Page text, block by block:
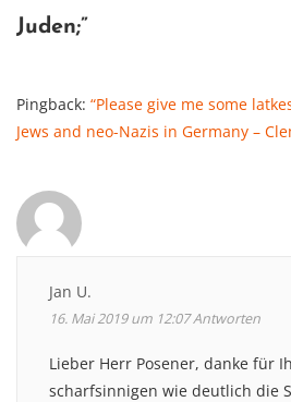
Juden;”
Pingback: “Please give me some
Jews and neo-Nazis in Germany –
Jan U.
16. Mai 2019 um 12:07Antworten
Lieber Herr Posener, danke für
scharfsinnigen wie deutlich die